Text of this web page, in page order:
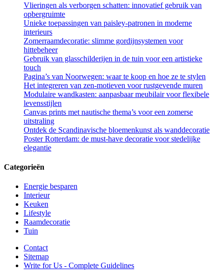
Vlieringen als verborgen schatten: innovatief gebruik van
opbergruimte
Unieke toepassingen van paisley-patronen in moderne
interieurs
Zomerraamdecoratie: slimme gordijnsystemen voor
hittebeheer
Gebruik van glasschilderijen in de tuin voor een artistieke
touch
Pagina’s van Noorwegen: waar te koop en hoe ze te stylen
Het integreren van zen-motieven voor rustgevende muren
Modulaire wandkasten: aanpasbaar meubilair voor flexibele
levensstijlen
Canvas prints met nautische thema’s voor een zomerse
uitstraling
Ontdek de Scandinavische bloemenkunst als wanddecoratie
Poster Rotterdam: de must-have decoratie voor stedelijke
elegantie
Categorieën
Energie besparen
Interieur
Keuken
Lifestyle
Raamdecoratie
Tuin
Contact
Sitemap
Write for Us - Complete Guidelines